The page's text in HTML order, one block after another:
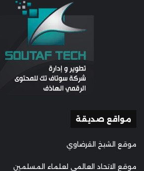
مواقع صديقة
موقع الشيخ القرضاوي
موقع الاتحاد العالمي لعلماء المسلمين